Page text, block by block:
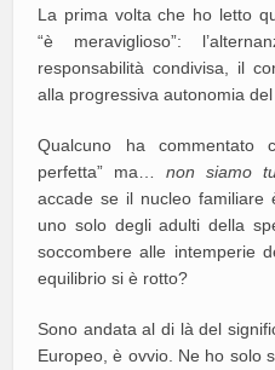
La prima volta che ho letto
“è meraviglioso”:
responsabilità condivisa, il
alla progressiva autonomia del
Qualcuno ha commentato
perfetta” ma…non siamo
accade se il nucleo familiare
uno solo degli adulti della
soccombere alle intemperie
equilibrio si è rotto?
Sono andata al di là del
Europeo, è ovvio. Ne ho solo